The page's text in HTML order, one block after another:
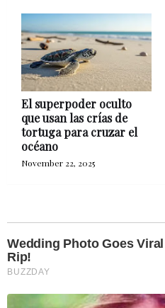
El superpoder oculto
que usan las crías de
tortuga para cruzar el
océano
November 22, 2025